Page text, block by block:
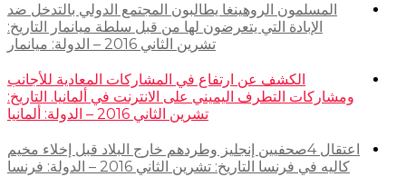
المسلمون الروهينغا يطالبون المجتمع الدولي بالتدخل ضد
الإبادة التي يتعرضون لها من قبل سلطة ميانمار التاريخ:
تشرين الثاني 2016 – الدولة: ميانمار
الكشف عن ارتفاع في المشاركات المعادية للأجانب
ومشاركات التطرف اليميني على الانترنت في ألمانيا. التاريخ:
تشرين الثاني 2016 – الدولة: ألمانيا
اعتقال 4صحفيين إنجليز وطردهم خارج البلاد قبل إخلاء مخيم
كاليه في فرنسا التاريخ: تشرين الثاني 2016 – الدولة: فرنسا